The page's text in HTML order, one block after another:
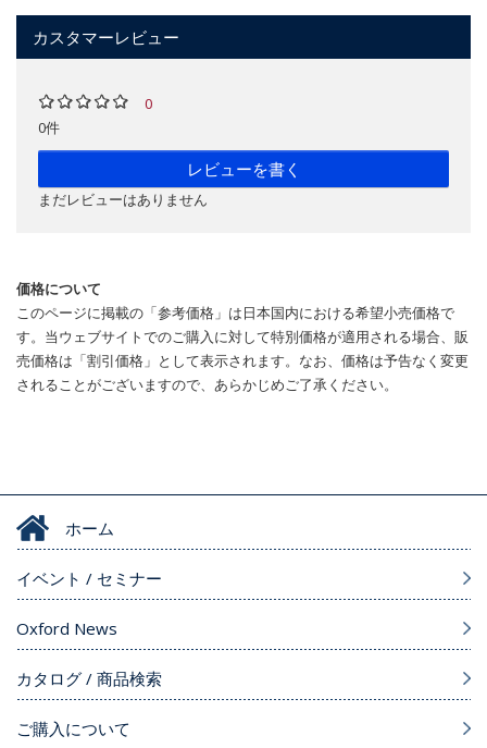
カスタマーレビュー
0
0件
レビューを書く
まだレビューはありません
価格について
このページに掲載の「参考価格」は日本国内における希望小売価格で
す。当ウェブサイトでのご購入に対して特別価格が適用される場合、販
売価格は「割引価格」として表示されます。なお、価格は予告なく変更
されることがございますので、あらかじめご了承ください。
ホーム
イベント / セミナー
Oxford News
カタログ / 商品検索
ご購入について